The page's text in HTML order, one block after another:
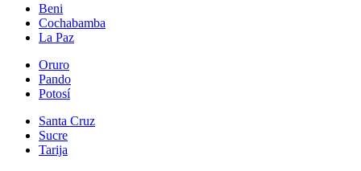
Beni
Cochabamba
La Paz
Oruro
Pando
Potosí
Santa Cruz
Sucre
Tarija